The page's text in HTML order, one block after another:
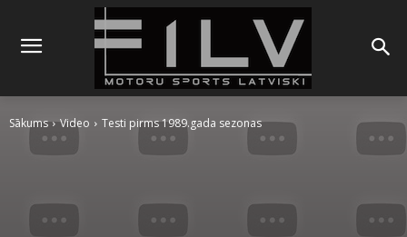
Sākums Video Testi pirms 1989.gada sezonas